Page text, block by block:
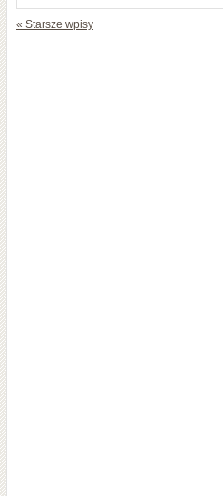
« Starsze wpisy